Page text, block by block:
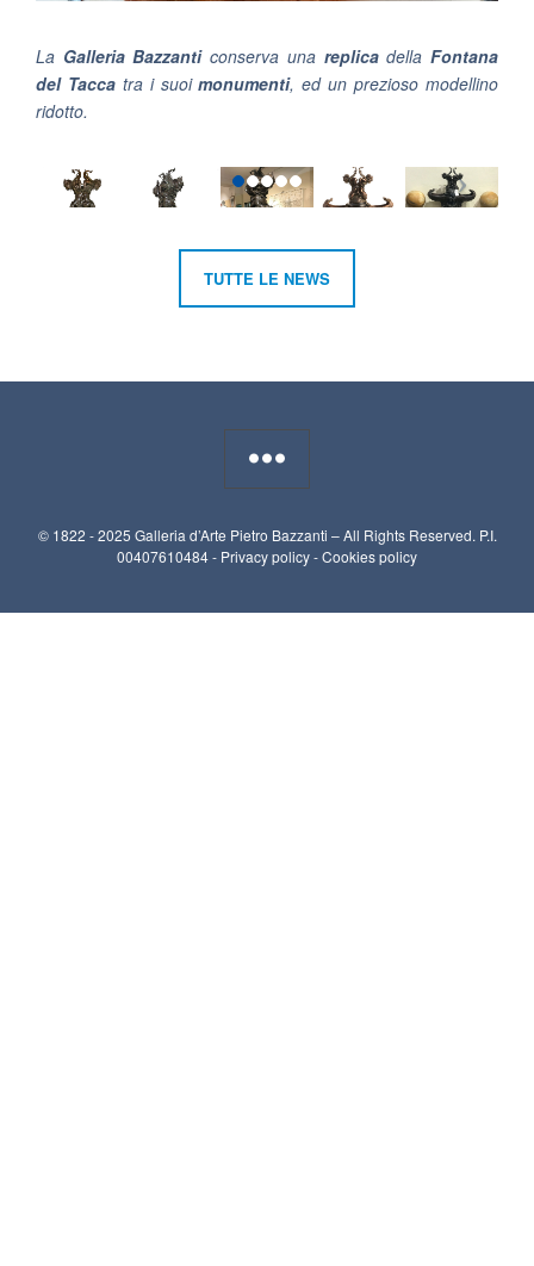
La Galleria Bazzanticonserva una replicadellaFontana
del Taccatra i suoimonumenti, ed un prezioso modellino
ridotto.
TUTTE LE NEWS
© 1822 - 2025 Galleria d’Arte Pietro Bazzanti – All Rights Reserved. P.I.
00407610484 - Privacy policy-Cookies policy